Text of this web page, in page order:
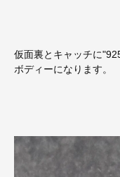
仮面裏とキャッチに
ボディーになります。